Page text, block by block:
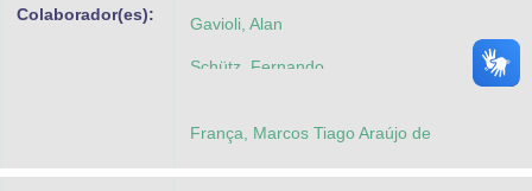
Colaborador(es): Gavioli, Alan
Schütz, Fernando
França, Marcos Tiago Araújo de